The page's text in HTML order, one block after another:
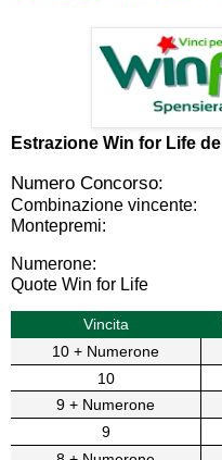
Estrazione Win for Life del
Numero Concorso:
Combinazione vincente:
Montepremi:
Numerone:
Quote Win for Life
Vincita
10 + Numerone
10
9 + Numerone
9